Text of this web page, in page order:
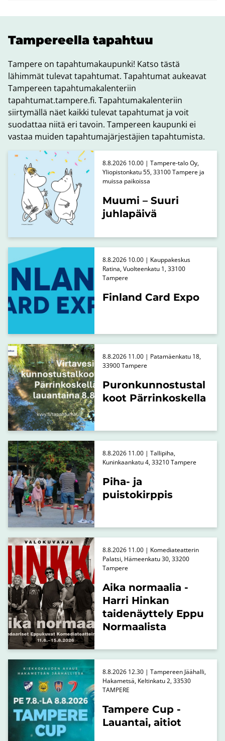
Tam­pe­reel­la ta­pah­tuu
Tampere on tapahtumakaupunki! Katso tästä
lähimmät tulevat tapahtumat. Tapahtumat aukeavat
Tampereen tapahtumakalenteriin
tapahtumat.tampere.fi. Tapahtumakalenteriin
siirtymällä näet kaikki tulevat tapahtumat ja voit
suodattaa niitä eri tavoin. Tampereen kaupunki ei
vastaa muiden tapahtumajärjestäjien tapahtumista.
Muumi – Suuri
juhlapäivä
8.8.2026 10.00 | Tampere-talo Oy,
Yliopistonkatu 55, 33100 Tampere ja
muissa paikoissa
Finland Card Expo
8.8.2026 10.00 | Kauppakeskus
Ratina, Vuolteenkatu 1, 33100
Tampere
Puronkunnostustal
koot Pärrinkoskella
8.8.2026 11.00 | Patamäenkatu 18,
33900 Tampere
Piha- ja
puistokirppis
8.8.2026 11.00 | Tallipiha,
Kuninkaankatu 4, 33210 Tampere
Aika normaalia -
Harri Hinkan
taidenäyttely Eppu
Normaalista
8.8.2026 11.00 | Komediateatterin
Palatsi, Hämeenkatu 30, 33200
Tampere
Tampere Cup -
Lauantai, aitiot
8.8.2026 12.30 | Tampereen Jäähalli,
Hakametsä, Keltinkatu 2, 33530
TAMPERE